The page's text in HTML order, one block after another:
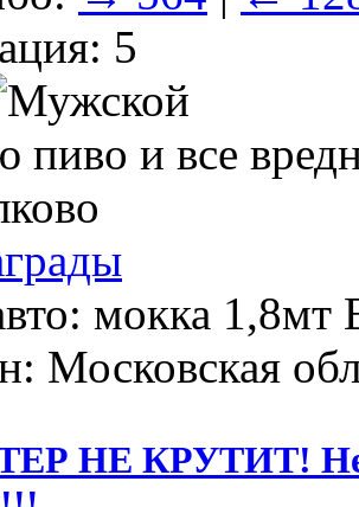
5
пиво и все
мокка 1,8мт
Московская
НЕ КРУТИТ! Не